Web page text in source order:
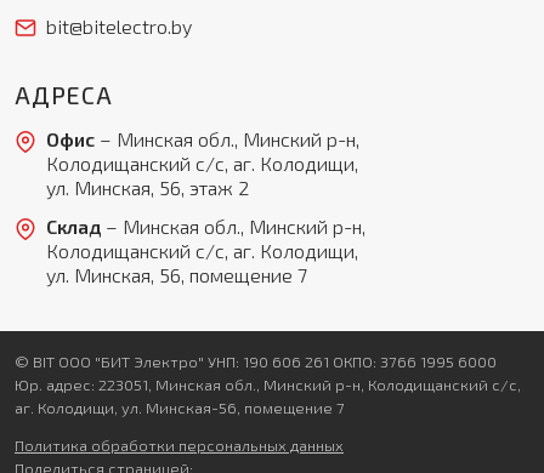
bit@bitelectro.by
АДРЕСА
Офис– Минская обл., Минский р-н,
Колодищанский с/с, аг. Колодищи,
ул. Минская, 56, этаж 2
Склад– Минская обл., Минский р-н,
Колодищанский с/с, аг. Колодищи,
ул. Минская, 56, помещение 7
© BIT ООО "БИТ Электро" УНП: 190 606 261 ОКПО: 3766 1995 6000
Юр. адрес: 223051, Минская обл., Минский р-н, Колодищанский с/с,
аг. Колодищи, ул. Минская-56, помещение 7
Политика обработки персональных данных
Поделиться страницей: